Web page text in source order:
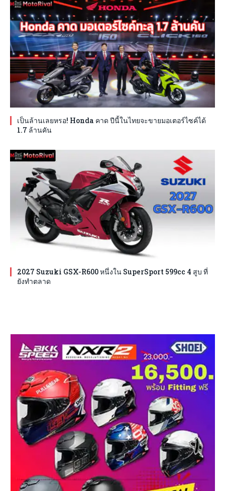
เป็นล้านเลยหรอ! Honda คาด ปีนี้ในไทยจะขายมอเตอร์ไซค์ได้
1.7 ล้านคัน
2027 Suzuki GSX-R600 หนึ่งใน SuperSport 599cc 4 สูบ ที่
ยังทำตลาด